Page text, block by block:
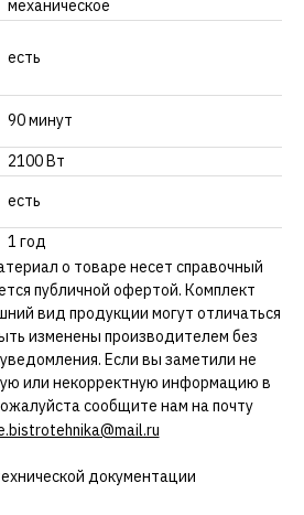
механическое
есть
90 минут
2100 Вт
есть
1 год
о товаре несет справочный
публичной офертой. Комплект
вид продукции могут отличаться
изменены производителем без
Если вы заметили не
или некорректную информацию в
сообщите нам на почту
документации